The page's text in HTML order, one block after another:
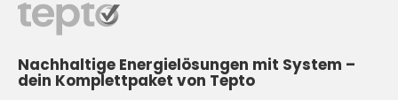
Nachhaltige Energielösungen mit System –
dein Komplettpaket von Tepto